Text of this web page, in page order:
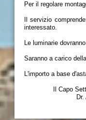
Per il regolare
Il servizio
interessato.
Le luminarie
Saranno a carico
L'importo a base
Il Capo Settore
Dr. Angelo